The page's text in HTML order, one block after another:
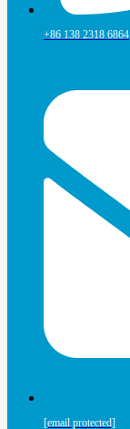
+86 138 2318 6864
[email protected]